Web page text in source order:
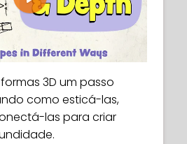
Play
3D um passo
como esticá-las,
las para criar